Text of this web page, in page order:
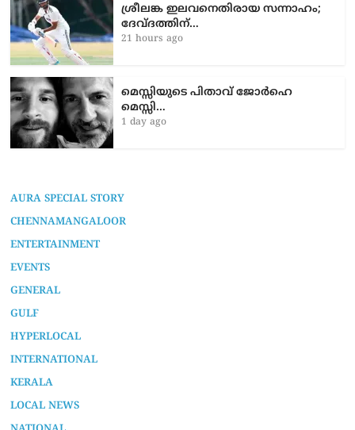
ശ്രീലങ്ക ഇലവനെതിരായ സന്നാഹം;
ദേവ്ദത്തിന്…
21 hours ago
മെസ്സിയുടെ പിതാവ് ജോർഹെ
മെസ്സി…
1 day ago
AURA SPECIAL STORY
CHENNAMANGALOOR
ENTERTAINMENT
EVENTS
GENERAL
GULF
HYPERLOCAL
INTERNATIONAL
KERALA
LOCAL NEWS